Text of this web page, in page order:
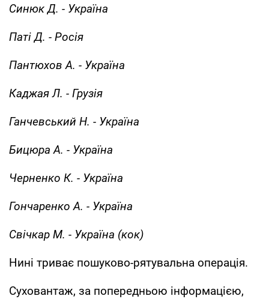
Синюк Д. - Україна
Паті Д. - Росія
Пантюхов А. - Україна
Каджая Л. - Грузія
Ганчевський Н. - Україна
Бицюра А. - Україна
Черненко К. - Україна
Гончаренко А. - Україна
Свічкар М. - Україна (кок)
Нині триває пошуково-рятувальна операція.
Суховантаж, за попередньою інформацією,